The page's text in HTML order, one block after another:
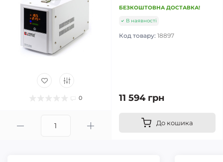
0
БЕЗКОШТОВНА ДОСТАВКА!
В наявності
Код товару: 18897
11 594 грн
До кошика